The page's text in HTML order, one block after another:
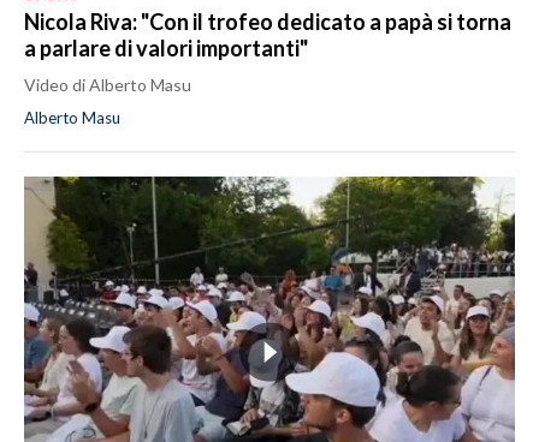
Nicola Riva: "Con il trofeo dedicato a papà si torna
a parlare di valori importanti"
Video di Alberto Masu
Alberto Masu